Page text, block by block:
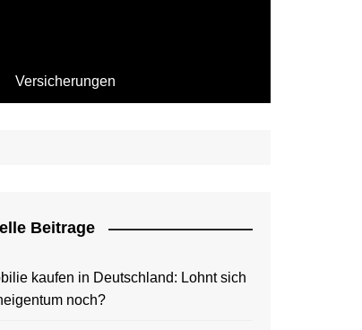
Versicherungen
Beitrage
kaufen in Deutschland: Lohnt sich
noch?